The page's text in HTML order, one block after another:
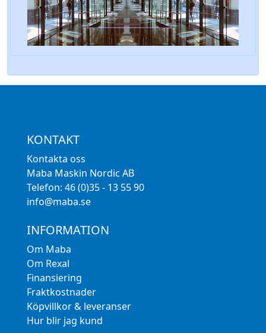
KONTAKT
Kontakta oss
Maba Maskin Nordic AB
Telefon: 46 (0)35 - 13 55 90
info@maba.se
INFORMATION
Om Maba
Om Rexal
Finansiering
Fraktkostnader
Köpvillkor & leveranser
Hur blir jag kund